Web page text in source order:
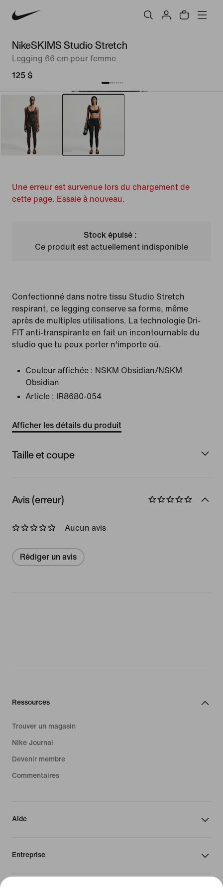
NikeSKIMS Studio Stretch
Legging 66 cm pour femme
125 $
Une erreur est survenue lors du chargement de
cette page. Essaie à nouveau.
Stock épuisé :
Ce produit est actuellement indisponible
Confectionné dans notre tissu Studio Stretch
respirant, ce legging conserve sa forme, même
après de multiples utilisations. La technologie Dri-
FIT anti-transpirante en fait un incontournable du
studio que tu peux porter n'importe où.
Couleur affichée : NSKM Obsidian/NSKM
Obsidian
Article :
IR8680-054
Afficher les détails du produit
Taille et coupe
Avis (erreur)
Aucun avis
Rédiger un avis
Ressources
Trouver un magasin
Nike Journal
Devenir membre
Commentaires
Aide
Entreprise